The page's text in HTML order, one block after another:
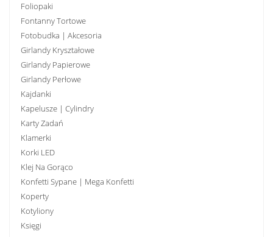
Foliopaki
Fontanny Tortowe
Fotobudka | Akcesoria
Girlandy Kryształowe
Girlandy Papierowe
Girlandy Perłowe
Kajdanki
Kapelusze | Cylindry
Karty Zadań
Klamerki
Korki LED
Klej Na Gorąco
Konfetti Sypane | Mega Konfetti
Koperty
Kotyliony
Księgi